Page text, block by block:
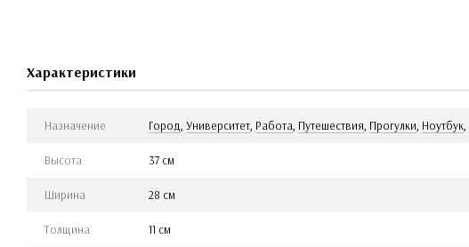
Характеристики
Назначение Город Университет Работа Путешествия Прогулки Ноутбук
Высота 37 см
Ширина 28 см
Толщина 11 см